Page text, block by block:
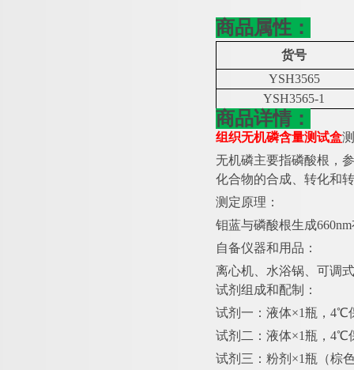
商品属性：
货号
YSH3565
YSH3565-1
商品详情：
组织无机磷含量测试盒
无机磷主要指磷酸根，
化合物的合成、转化和
测定原理：
钼蓝与磷酸根生成
自备仪器和用品：
离心机、水浴锅、可调
试剂组成和配制：
试剂一：液体×1瓶，4℃
试剂二：液体×1瓶，4℃
试剂三：粉剂 ×1瓶（棕